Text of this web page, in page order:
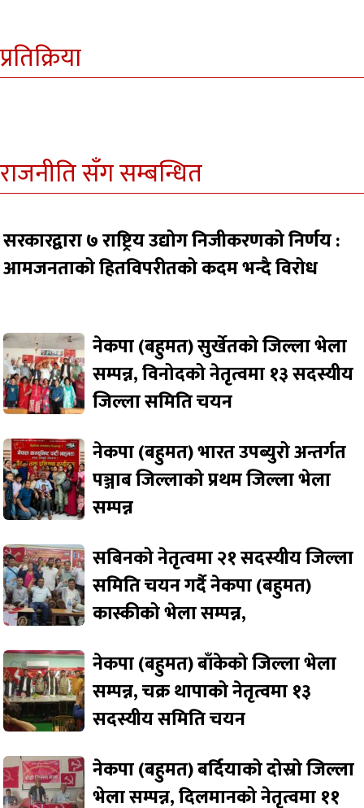
प्रतिक्रिया
राजनीति सँग सम्बन्धित
सरकारद्वारा ७ राष्ट्रिय उद्योग निजीकरणको निर्णय :
आमजनताको हितविपरीतको कदम भन्दै विरोध
नेकपा (बहुमत) सुर्खेतको जिल्ला भेला
सम्पन्न, विनोदको नेतृत्वमा १३ सदस्यीय
जिल्ला समिति चयन
नेकपा (बहुमत) भारत उपब्युरो अन्तर्गत
पञ्जाब जिल्लाको प्रथम जिल्ला भेला
सम्पन्न
सबिनको नेतृत्वमा २१ सदस्यीय जिल्ला
समिति चयन गर्दै नेकपा (बहुमत)
कास्कीको भेला सम्पन्न,
नेकपा (बहुमत) बाँकेको जिल्ला भेला
सम्पन्न, चक्र थापाको नेतृत्वमा १३
सदस्यीय समिति चयन
नेकपा (बहुमत) बर्दियाको दोस्रो जिल्ला
भेला सम्पन्न, दिलमानको नेतृत्वमा ११